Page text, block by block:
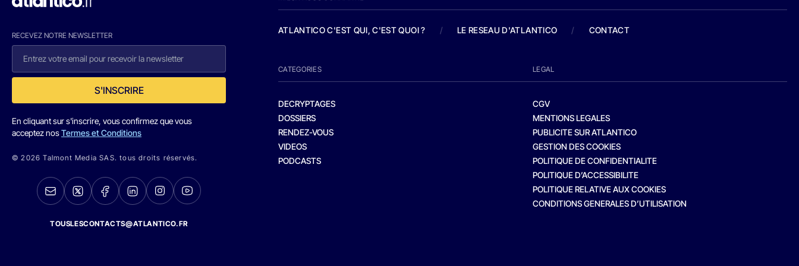
RECEVEZ NOTRE NEWSLETTER
S'INSCRIRE
En cliquant sur s'inscrire, vous confirmez que vous
acceptez nosTermes et Conditions
© 2026 Talmont Media SAS. tous droits réservés.
TOUSLESCONTACTS@ATLANTICO.FR
ATLANTICO C'EST QUI, C'EST QUOI ? / LE RESEAU D'ATLANTICO / CONTACT
CATEGORIES
DECRYPTAGES
DOSSIERS
RENDEZ-VOUS
VIDEOS
PODCASTS
LEGAL
CGV
MENTIONS LEGALES
PUBLICITE SUR ATLANTICO
GESTION DES COOKIES
POLITIQUE DE CONFIDENTIALITE
POLITIQUE D’ACCESSIBILITE
POLITIQUE RELATIVE AUX COOKIES
CONDITIONS GENERALES D’UTILISATION